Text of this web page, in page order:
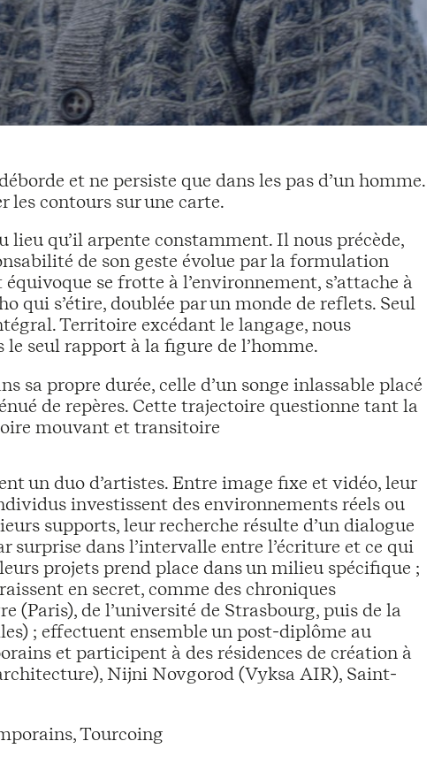
et ne persiste que dans les pas d’un homme.
les contours sur une carte.
qu’il arpente constamment. Il nous précède,
de son geste évolue par la formulation
se frotte à l’environnement, s’attache à
qui s’étire, doublée par un monde de reflets. Seul
Territoire excédant le langage, nous
le seul rapport à la figure de l’homme.
sa propre durée, celle d’un songe inlassable placé
de repères. Cette trajectoire questionne tant la
mouvant et transitoire
un duo d’artistes. Entre image fixe et vidéo, leur
investissent des environnements réels ou
supports, leur recherche résulte d’un dialogue
dans l’intervalle entre l’écriture et ce qui
projets prend place dans un milieu spécifique ;
en secret, comme des chroniques
(Paris), de l’université de Strasbourg, puis de la
; effectuent ensemble un post-diplôme au
et participent à des résidences de création à
Nijni Novgorod (Vyksa AIR), Saint-
Tourcoing